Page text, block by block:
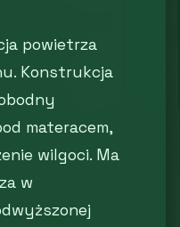
powietrza
Konstrukcja
materacem,
wilgoci. Ma
w